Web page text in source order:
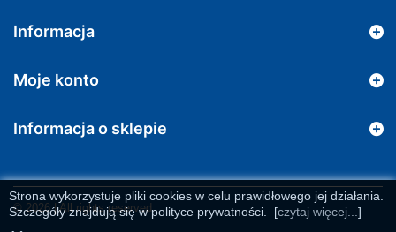
Informacja
© 2026 | All rights reserved
Moje konto
Informacja o sklepie
Strona wykorzystuje pliki cookies w celu prawidłowego jej działania.
Szczegóły znajdują się w polityce prywatności.
[czytaj więcej... ]